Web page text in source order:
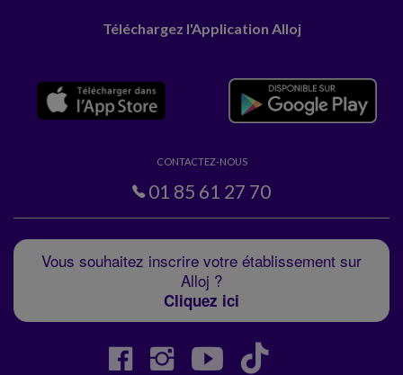
Téléchargez l'Application Alloj
CONTACTEZ-NOUS
01 85 61 27 70
Vous souhaitez inscrire votre établissement sur
Alloj ?
Cliquez ici